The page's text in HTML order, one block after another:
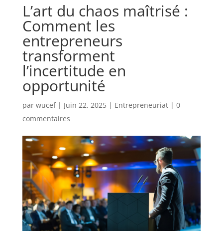
L’art du chaos maîtrisé :
Comment les
entrepreneurs
transforment
l’incertitude en
opportunité
par wucef| Juin 22, 2025| Entrepreneuriat| 0
commentaires